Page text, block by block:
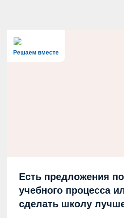
Решаем вместе
Есть предложения
учебного процесса
сделать школу